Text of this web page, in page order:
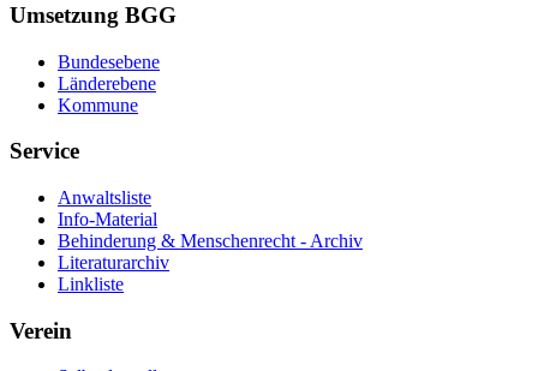
Umsetzung BGG
Bundesebene
Länderebene
Kommune
Service
Anwaltsliste
Info-Material
Behinderung & Menschenrecht - Archiv
Literaturarchiv
Linkliste
Verein